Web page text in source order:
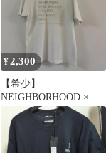
¥2,300
【希少】
NEIGHBORHOOD ×
fragment design Tシャツ